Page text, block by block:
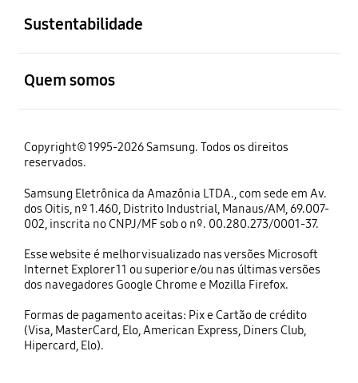
Sustentabilidade
Quem somos
Copyright© 1995-2026 Samsung. Todos os direitos
reservados.
Samsung Eletrônica da Amazônia LTDA., com sede em Av.
dos Oitis, nº 1.460, Distrito Industrial, Manaus/AM, 69.007-
002, inscrita no CNPJ/MF sob o nº. 00.280.273/0001-37.
Esse website é melhor visualizado nas versões Microsoft
Internet Explorer 11 ou superior e/ou nas últimas versões
dos navegadores Google Chrome e Mozilla Firefox.
Formas de pagamento aceitas: Pix e Cartão de crédito
(Visa, MasterCard, Elo, American Express, Diners Club,
Hipercard, Elo).